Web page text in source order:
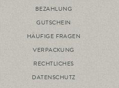
BEZAHLUNG
GUTSCHEIN
HÄUFIGE FRAGEN
VERPACKUNG
RECHTLICHES
DATENSCHUTZ